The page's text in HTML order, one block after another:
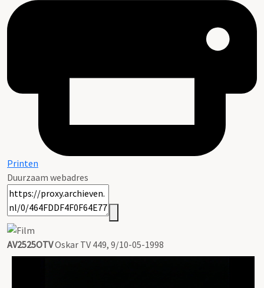
Printen
Duurzaam webadres
AV2525OTVOskar TV 449, 9/10-05-1998